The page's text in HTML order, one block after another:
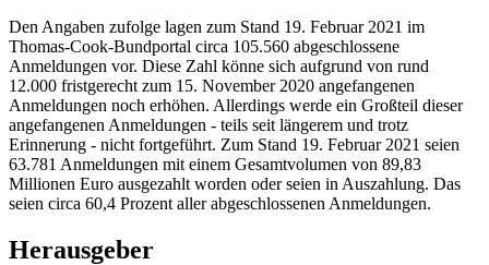
Den Angaben zufolge lagen zum Stand 19. Februar 2021 im
Thomas-Cook-Bundportal circa 105.560 abgeschlossene
Anmeldungen vor. Diese Zahl könne sich aufgrund von rund
12.000 fristgerecht zum 15. November 2020 angefangenen
Anmeldungen noch erhöhen. Allerdings werde ein Großteil dieser
angefangenen Anmeldungen - teils seit längerem und trotz
Erinnerung - nicht fortgeführt. Zum Stand 19. Februar 2021 seien
63.781 Anmeldungen mit einem Gesamtvolumen von 89,83
Millionen Euro ausgezahlt worden oder seien in Auszahlung. Das
seien circa 60,4 Prozent aller abgeschlossenen Anmeldungen.
Herausgeber